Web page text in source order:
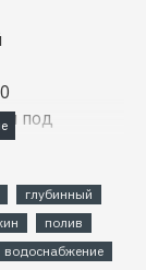
под
мм
кабелем:
глубинный
полив
водоснабжение